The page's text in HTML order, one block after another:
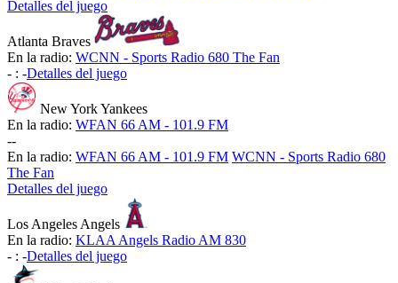
Detalles del juego
Atlanta Braves
En la radio: WCNN - Sports Radio 680 The Fan
- : -Detalles del juego
New York Yankees
En la radio: WFAN 66 AM - 101.9 FM
--
En la radio: WFAN 66 AM - 101.9 FM WCNN - Sports Radio 680
The Fan
Detalles del juego
Los Angeles Angels
En la radio: KLAA Angels Radio AM 830
- : -Detalles del juego